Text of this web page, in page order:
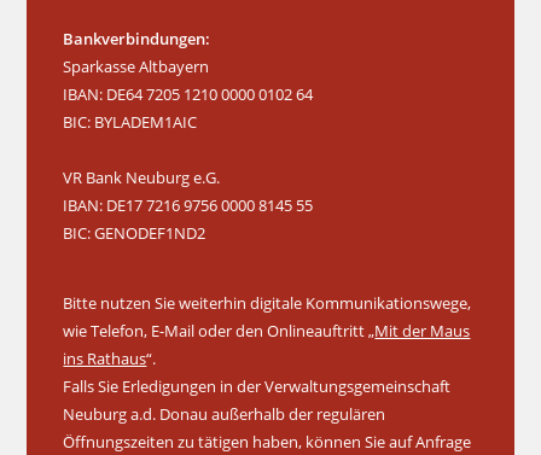
Bankverbindungen:
Sparkasse Altbayern
IBAN: DE64 7205 1210 0000 0102 64
BIC: BYLADEM1AIC
VR Bank Neuburg e.G.
IBAN: DE17 7216 9756 0000 8145 55
BIC: GENODEF1ND2
Bitte nutzen Sie weiterhin digitale Kommunikationswege,
wie Telefon, E-Mail oder den Onlineauftritt „Mit der Maus
ins Rathaus“.
Falls Sie Erledigungen in der Verwaltungsgemeinschaft
Neuburg a.d. Donau außerhalb der regulären
Öffnungszeiten zu tätigen haben, können Sie auf Anfrage